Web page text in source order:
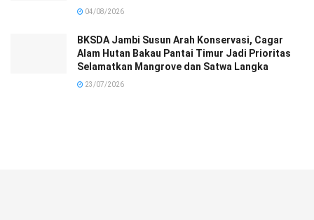
04/08/2026
BKSDA Jambi Susun Arah Konservasi, Cagar
Alam Hutan Bakau Pantai Timur Jadi Prioritas
Selamatkan Mangrove dan Satwa Langka
23/07/2026